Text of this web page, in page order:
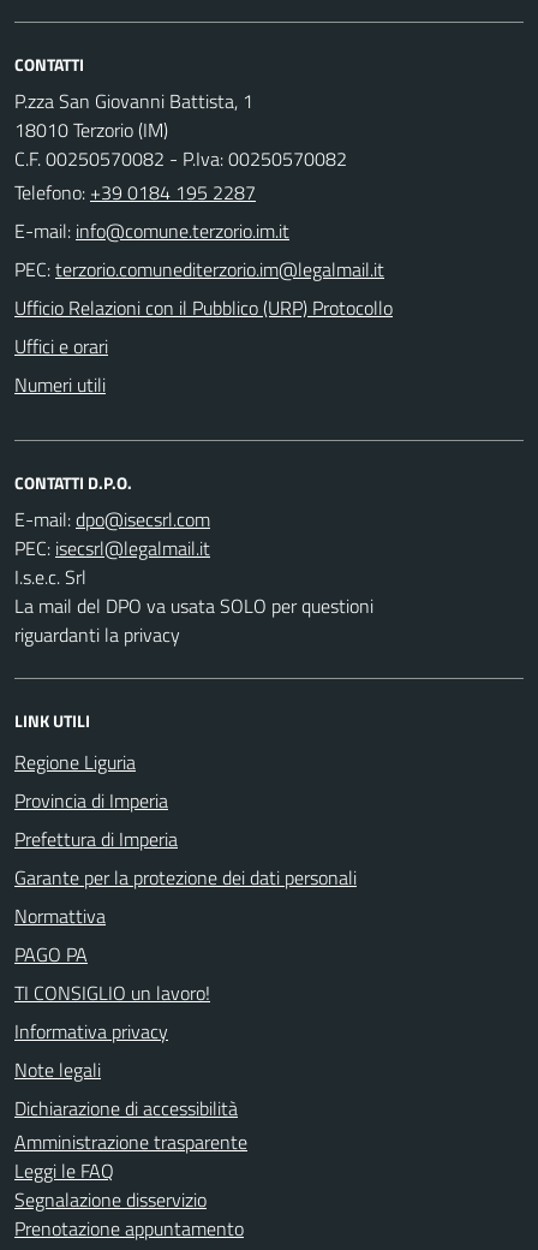
CONTATTI
P.zza San Giovanni Battista, 1
18010 Terzorio (IM)
C.F. 00250570082 - P.Iva: 00250570082
Telefono: +39 0184 195 2287
E-mail:
PEC:
Ufficio Relazioni con il Pubblico (URP) Protocollo
Uffici e orari
Numeri utili
CONTATTI D.P.O.
E-mail:
PEC:
I.s.e.c. Srl
La mail del DPO va usata SOLO per questioni
riguardanti la privacy
LINK UTILI
Regione Liguria
Provincia di Imperia
Prefettura di Imperia
Garante per la protezione dei dati personali
Normattiva
PAGO PA
TI CONSIGLIO un lavoro!
Informativa privacy
Note legali
Dichiarazione di accessibilità
Amministrazione trasparente
Leggi le FAQ
Segnalazione disservizio
Prenotazione appuntamento